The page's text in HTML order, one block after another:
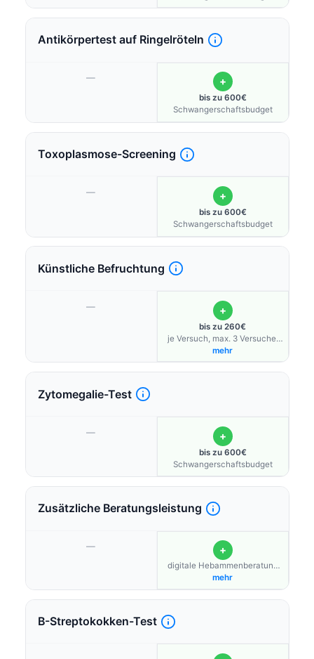
Antikörpertest auf Ringelröteln
— +
bis zu 600€
Schwangerschaftsbudget
Toxoplasmose-Screening
— +
bis zu 600€
Schwangerschaftsbudget
Künstliche Befruchtung
— +
bis zu 260€
je Versuch, max. 3 Versuche;
Programm "BKK
Kinderwunsch"
mehr
Zytomegalie-Test
— +
bis zu 600€
Schwangerschaftsbudget
Zusätzliche Beratungsleistung
— +
digitale Hebammenberatung
„Kinderheldin“
mehr
B-Streptokokken-Test